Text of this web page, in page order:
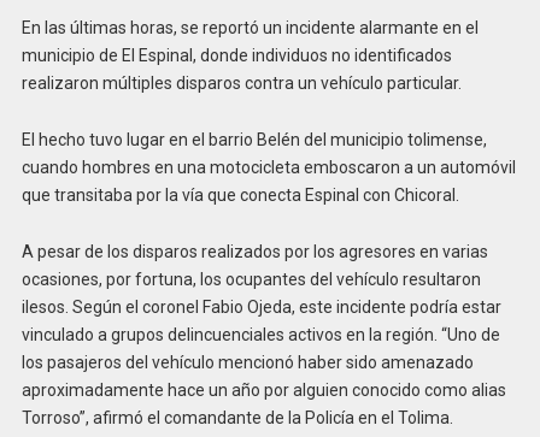
En las últimas horas, se reportó un incidente alarmante en el
municipio de El Espinal, donde individuos no identificados
realizaron múltiples disparos contra un vehículo particular.
El hecho tuvo lugar en el barrio Belén del municipio tolimense,
cuando hombres en una motocicleta emboscaron a un automóvil
que transitaba por la vía que conecta Espinal con Chicoral.
A pesar de los disparos realizados por los agresores en varias
ocasiones, por fortuna, los ocupantes del vehículo resultaron
ilesos. Según el coronel Fabio Ojeda, este incidente podría estar
vinculado a grupos delincuenciales activos en la región. “Uno de
los pasajeros del vehículo mencionó haber sido amenazado
aproximadamente hace un año por alguien conocido como alias
Torroso”, afirmó el comandante de la Policía en el Tolima.